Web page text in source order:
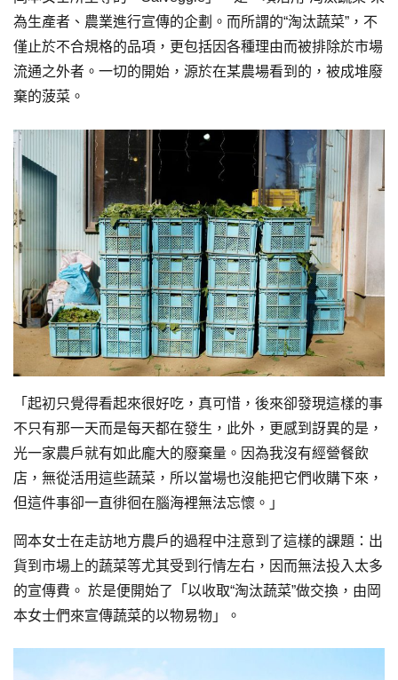
為生產者、農業進行宣傳的企劃。而所謂的“淘汰蔬菜”，不
僅止於不合規格的品項，更包括因各種理由而被排除於市場
流通之外者。一切的開始，源於在某農場看到的，被成堆廢
棄的菠菜。
「起初只覺得看起來很好吃，真可惜，後來卻發現這樣的事
不只有那一天而是每天都在發生，此外，更感到訝異的是，
光一家農戶就有如此龐大的廢棄量。因為我沒有經營餐飲
店，無從活用這些蔬菜，所以當場也沒能把它們收購下來，
但這件事卻一直徘徊在腦海裡無法忘懷。」
岡本女士在走訪地方農戶的過程中注意到了這樣的課題：出
貨到市場上的蔬菜等尤其受到行情左右，因而無法投入太多
的宣傳費。 於是便開始了「以收取“淘汰蔬菜”做交換，由岡
本女士們來宣傳蔬菜的以物易物」。